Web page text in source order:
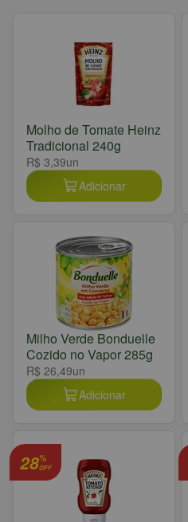
Molho de Tomate Heinz
Tradicional 240g
R$ 3,39un
Adicionar
Milho Verde Bonduelle
Cozido no Vapor 285g
R$ 26,49un
Adicionar
28%
OFF